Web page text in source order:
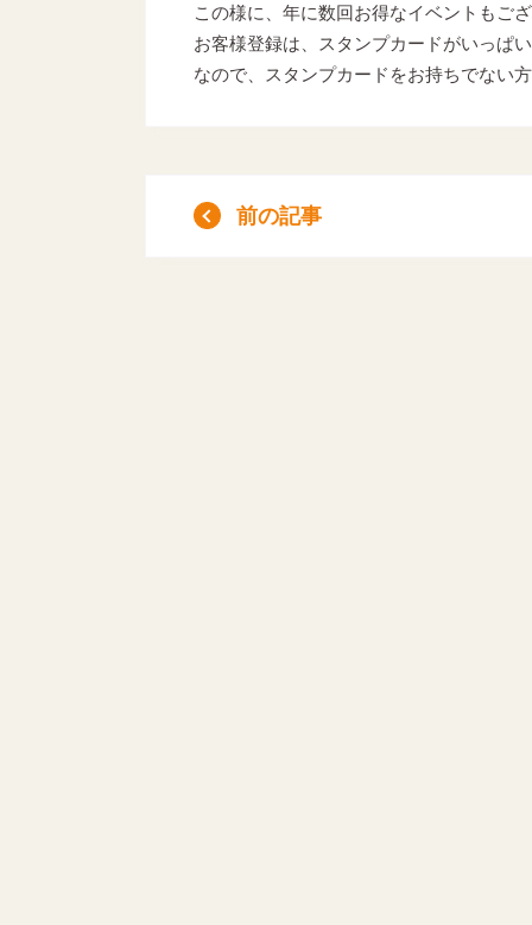
この様に、年に数回お得なイベントもご
お客様登録は、スタンプカードがいっぱ
なので、スタンプカードをお持ちでない
前の記事